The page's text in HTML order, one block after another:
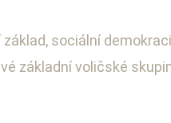
sociální
základní voličské